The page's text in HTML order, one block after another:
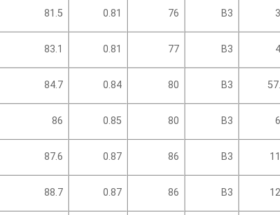
81.5 0.81 76 B3
83.1 0.81 77 B3
84.7 0.84 80 B3
86 0.85 80 B3
87.6 0.87 86 B3
88.7 0.87 86 B3